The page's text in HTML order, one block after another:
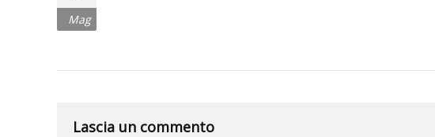
l’impatto
Mag
Lascia un commento